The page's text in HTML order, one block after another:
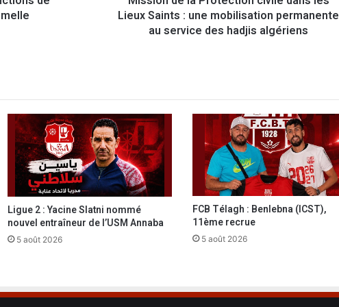
c
t
i
o
n
c
i
i
Lieux Saints : une mobilisation permanente
au service des hadjis algériens
Ligue 2 : Yacine Slatni nommé
nouvel entraîneur de l’USM Annaba
5 août 2026
FCB Télagh : Benlebna (ICST),
11ème recrue
5 août 2026